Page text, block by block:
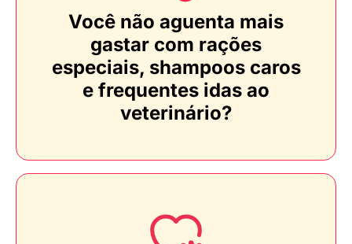
Você não aguenta mais
gastar com rações
especiais, shampoos caros
e frequentes idas ao
veterinário?